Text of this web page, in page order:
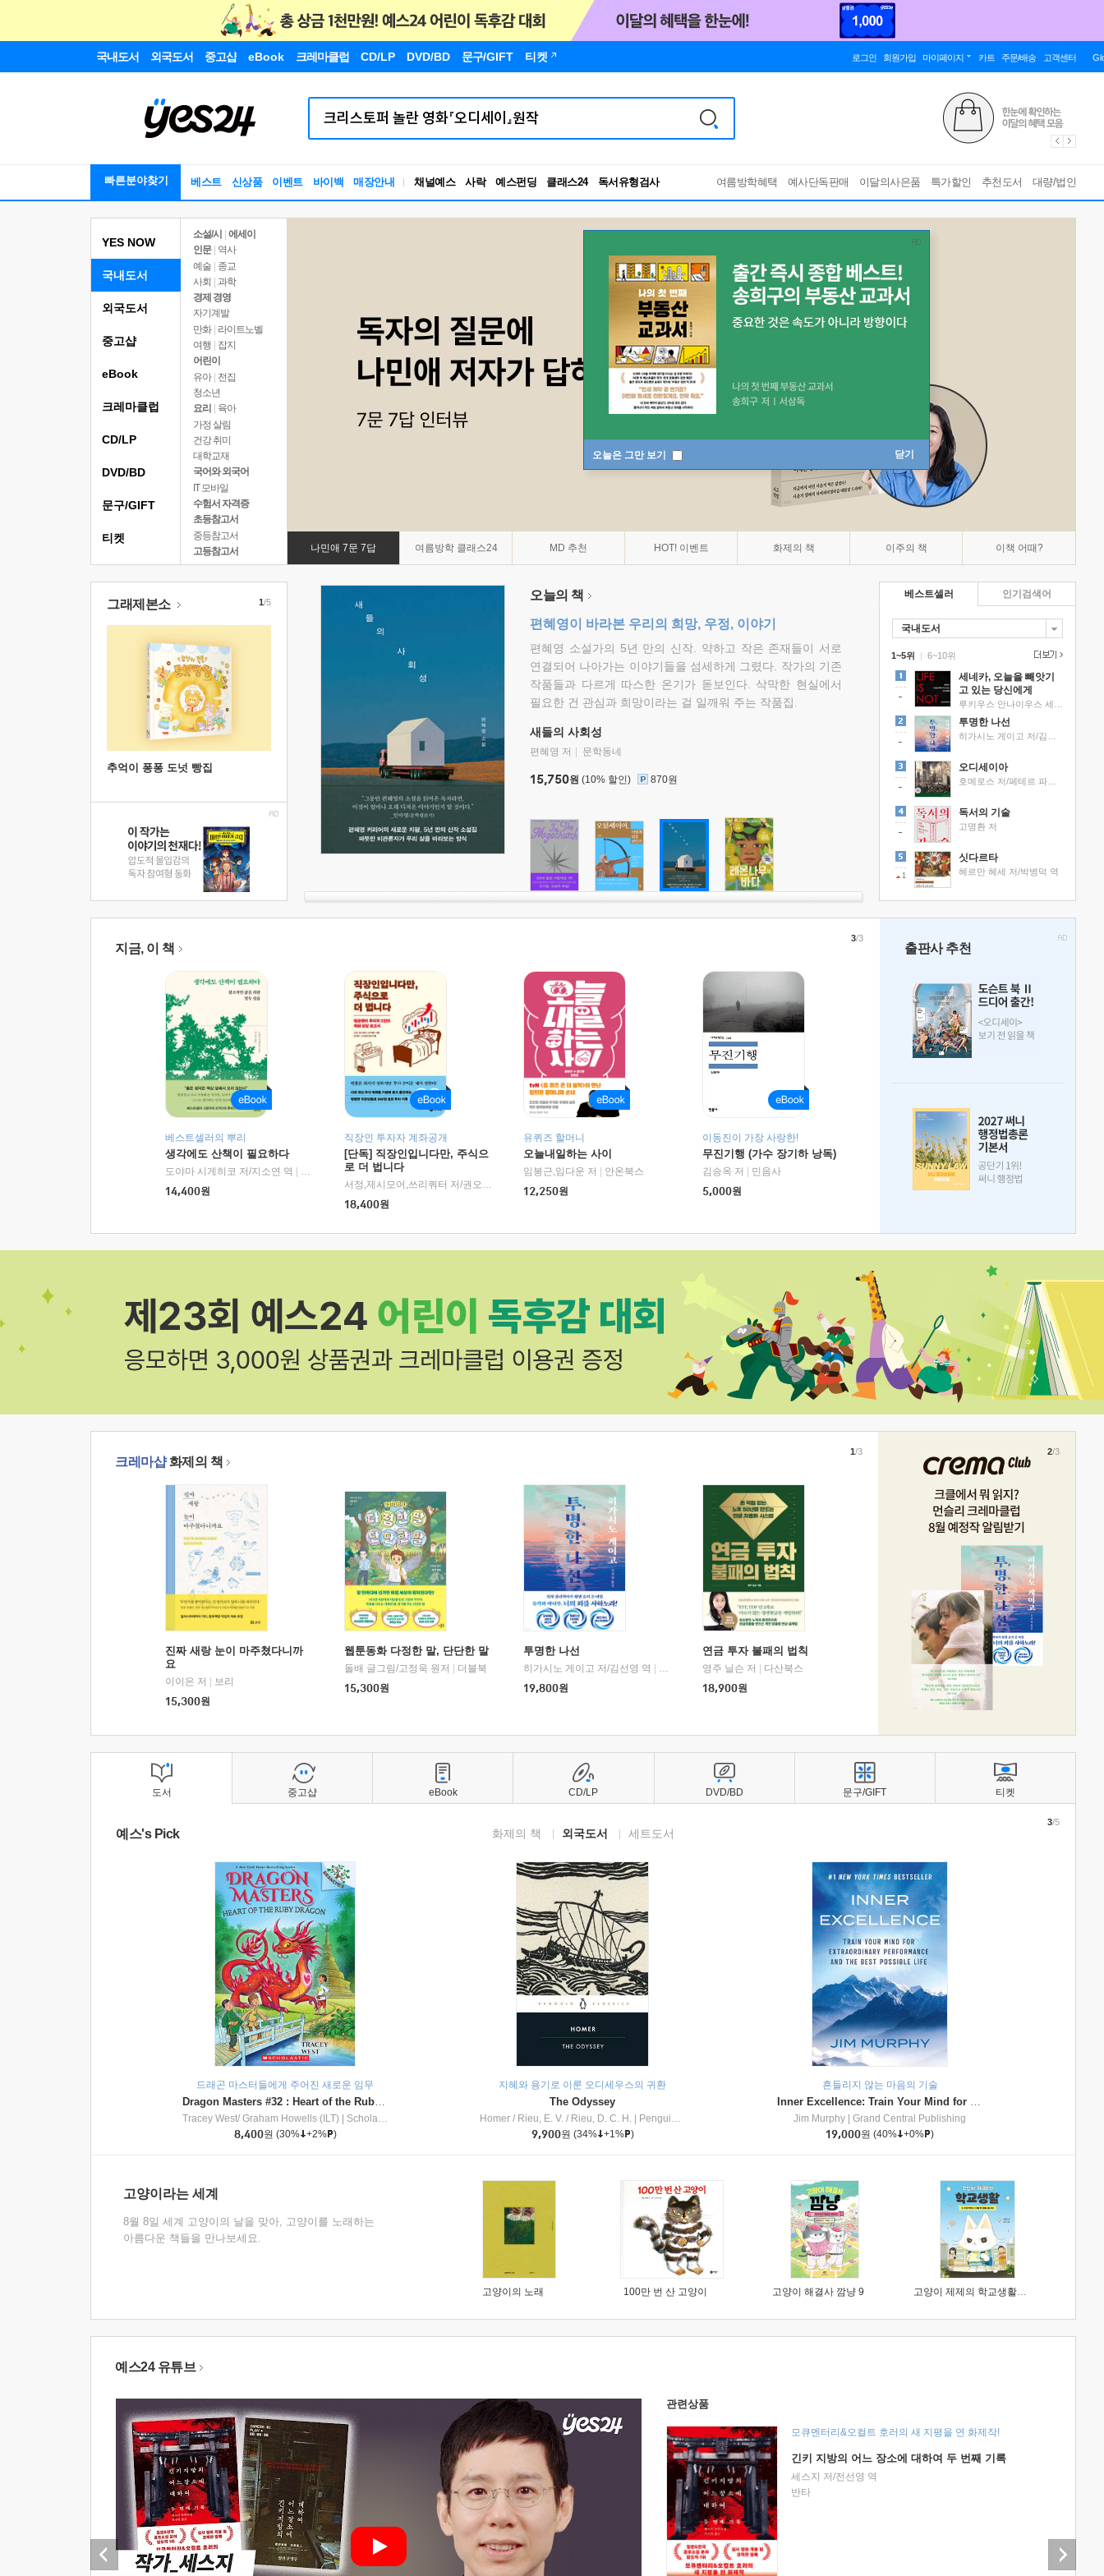
국내도서 외국도서 중고샵 eBook 크레마클럽 CD/LP DVD/BD 문구/GIFT 티켓 로그인 회원가입 마이페이지 카트 주문/배송 고객센터
빠른분야찾기 베스트 신상품 이벤트 바이백 매장안내 채널예스 사락 예스펀딩 클래스24
RBTI Lab
독서유형검사
여름방학혜택 예사단독판매 이달의사은품 특가할인 추천도서 대량/법인
오늘은 그만 보기 닫기
YES NOW
국내도서
소설/시
에세이
인문
역사
예술 | 종교
사회 | 과학
경제 경영
자기계발
만화 | 라이트노벨
여행
잡지
어린이
유아 | 전집
청소년
요리
육아
가정 살림
건강 취미
대학교재
국어와 외국어
IT 모바일
수험서 자격증
초등참고서
중등참고서
고등참고서
나민애 7문 7답 여름방학 클래스24 MD 추천 HOT! 이벤트 화제의 책 이주의 책 이책 어때?
외국도서
중고샵
eBook
크레마클럽
CD/LP
DVD/BD
문구/GIFT
티켓
그래제본소
추억이 퐁퐁 도넛 빵집
1/5 오늘의 책
편혜영이 바라본 우리의 희망, 우정, 이야기
편혜영 소설가의 5년 만의 신작. 약하고 작은 존재들이 서로
연결되어 나아가는 이야기들을 섬세하게 그렸다. 작가의 기존
작품들과 다르게 따스한 온기가 돋보인다. 삭막한 현실에서
필요한 건 관심과 희망이라는 걸 일깨워 주는 작품집.
새들의 사회성
편혜영 저 문학동네
15,750원 (10% 할인) 870원
베스트셀러
국내도서
1~5위 |
세네카, 오늘을 빼앗기
고 있는 당신에게
투명한 나선
오디세이아
독서의 기술
고명환 저
1
싯다르타
헤르만 헤세 저/박병덕 역
6~10위
인기검색어
지금, 이 책
베스트셀러의 뿌리
생각에도 산책이 필요하다
도야마 시게히코 저/지소연 역
알에이치코리아(RHK)
14,400원
직장인 투자자 계좌공개
[단독] 직장인입니다만, 주식으
로 더 법니다
서정,제시모어,쓰리쿼터 저/권오태,시그널리포트 편
18,400원
유퀴즈 할머니
오늘내일하는 사이
임봉근,임다운 저
안온북스
12,250원
이동진이 가장 사랑한!
무진기행 (가수 장기하 낭독)
김승옥 저
민음사
5,000원
3/3
출판사 추천
크레마샵화제의 책
진짜 새랑 눈이 마주쳤다니까
요
이이은 저
보리
15,300원
웹툰동화 다정한 말, 단단한 말
돌배 글그림/고정욱 원저
더블북
15,300원
투명한 나선
히가시노 게이고 저/김선영 역
북다
19,800원
연금 투자 불패의 법칙
영주 닐슨 저
다산북스
18,900원
1/3 2/3
도서
예스's Pick 화제의 책 외국도서 세트도서
드래곤 마스터들에게 주어진 새로운 임무
Dragon Masters #32 : Heart of the Ruby Dragon (A Branches Book)
Tracey West/ Graham Howells (ILT)
Scholastic Inc
8,400원 (30% +2% )
지혜와 용기로 이룬 오디세우스의 귀환
The Odyssey
Homer / Rieu, E. V. / Rieu, D. C. H.
Penguin Group
9,900원 (34% +1% )
흔들리지 않는 마음의 기술
Inner Excellence: Train Your Mind for Extraordinary Performance and the Best Possible Life
Jim Murphy
Grand Central Publishing
19,000원 (40% +0% )
3/5
고양이라는 세계
8월 8일 세계 고양이의 날을 맞아, 고양이를 노래하는
아름다운 책들을 만나보세요.
고양이의 노래 100만 번 산 고양이 고양이 해결사 깜냥 9 고양이 제제의 학교생활 1 : 초등학생이 이렇게 힘들 줄이야
중고샵 eBook CD/LP DVD/BD 문구/GIFT 티켓
예스24 유튜브
관련상품
모큐멘터리&오컬트 호러의 새 지평을 연 화제작!
긴키 지방의 어느 장소에 대하여 두 번째 기록
세스지 저/전선영 역
반타